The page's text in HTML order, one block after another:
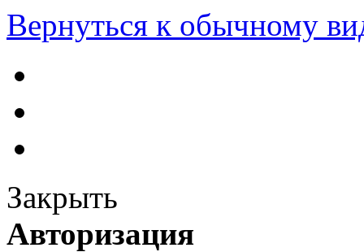
Вернуться к обычному
Закрыть
Авторизация